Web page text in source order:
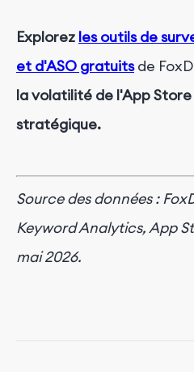
Explorez les outils de
et d'ASO gratuitsde
la volatilité de l'App
stratégique.
Source des données :
Keyword Analytics, App
mai 2026.